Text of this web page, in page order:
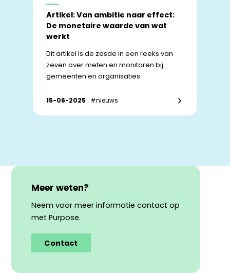
Artikel: Van ambitie naar effect:
De monetaire waarde van wat
werkt
Dit artikel is de zesde in een reeks van
zeven over meten en monitoren bij
gemeenten en organisaties.
15-06-2025 #nieuws
Meer weten?
Neem voor meer informatie contact op
met Purpose.
Contact